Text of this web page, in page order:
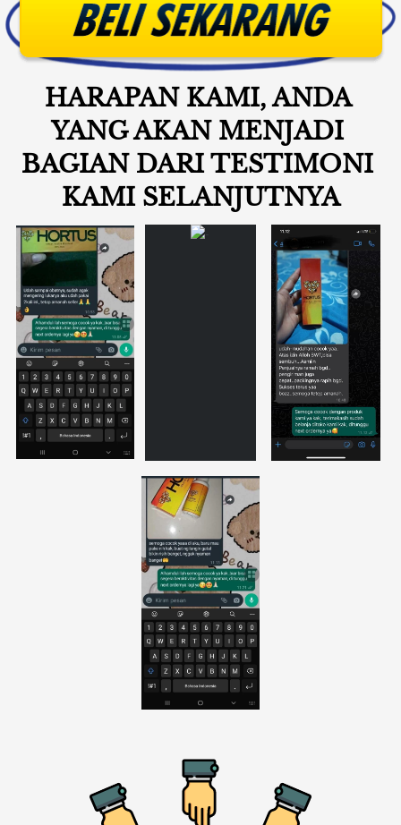
HARAPAN KAMI, ANDA
YANG AKAN MENJADI
BAGIAN DARI TESTIMONI
KAMI SELANJUTNYA